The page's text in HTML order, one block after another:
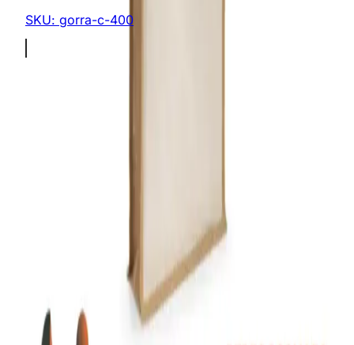
SKU: gorra-c-400
Sobre Nosotros
Cotizar Productos
Contacto